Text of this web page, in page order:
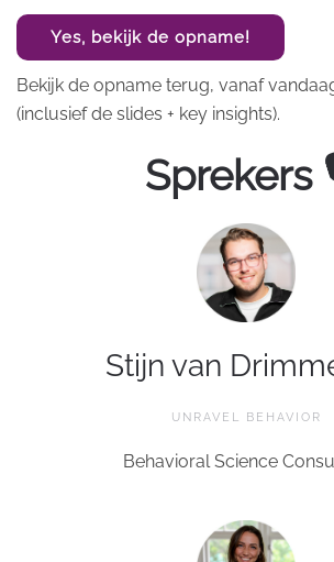
Yes, bekijk de opname!
Bekijk de opname terug, vanaf
(inclusief de slides + key insights).
Sprekers
Stijn van
UNRAVEL BEHAVIOR
Behavioral Science